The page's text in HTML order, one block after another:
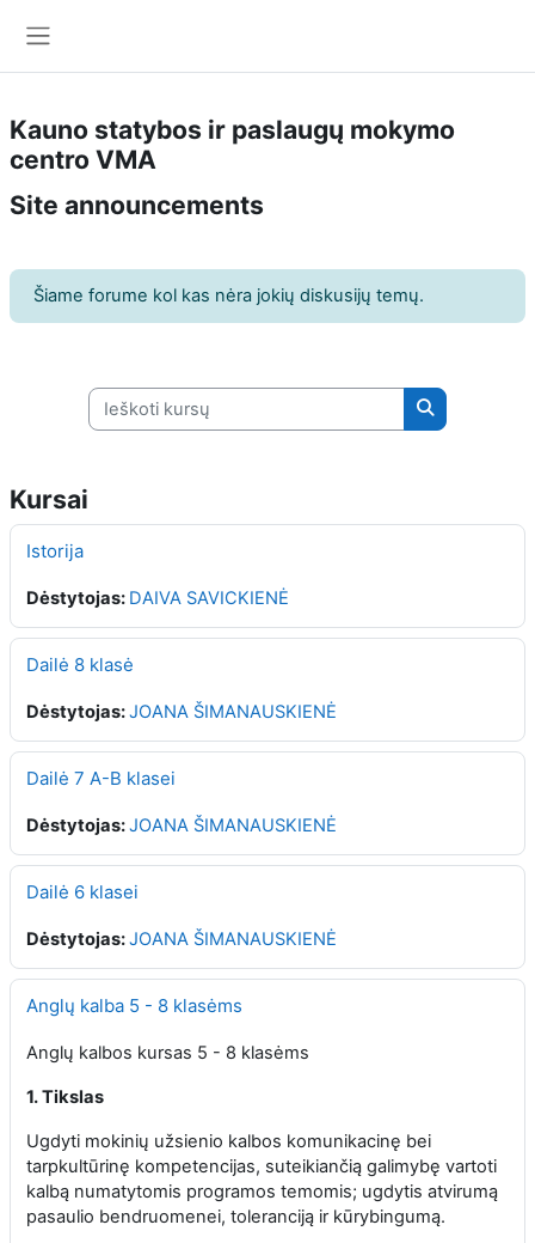
Kauno statybos ir paslaugų mokymo
centro VMA
Site announcements
Šiame forume kol kas nėra jokių diskusijų temų.
Ieškoti kursų
Ieškoti kursų
Kursai
Istorija
Dėstytojas: DAIVA SAVICKIENĖ
Dailė 8 klasė
Dėstytojas:JOANA ŠIMANAUSKIENĖ
Dailė 7 A-B klasei
Dėstytojas:JOANA ŠIMANAUSKIENĖ
Dailė 6 klasei
Dėstytojas:JOANA ŠIMANAUSKIENĖ
Anglų kalba 5 - 8 klasėms
Anglų kalbos kursas 5 - 8 klasėms
1. Tikslas
Ugdyti mokinių užsienio kalbos komunikacinę bei
tarpkultūrinę kompetencijas, suteikiančią galimybę vartoti
kalbą numatytomis programos temomis; ugdytis atvirumą
pasaulio bendruomenei, toleranciją ir kūrybingumą.